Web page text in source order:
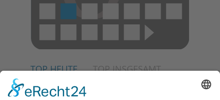
TOP HEUTE TOP INSGESAMT
02.07.2026